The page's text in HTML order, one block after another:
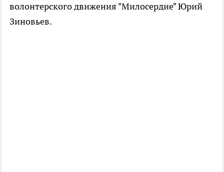
волонтерского движения "Милосердие" Юрий
Зиновьев.